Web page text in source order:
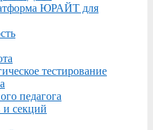
ЮРАЙТ для
тестирование
педагога
и секций